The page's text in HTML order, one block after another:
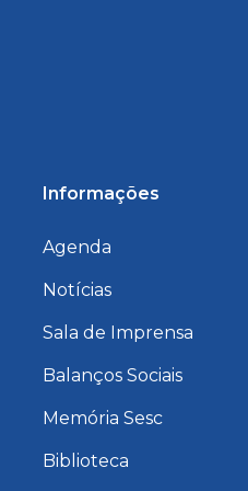
Informações
Agenda
Notícias
Sala de Imprensa
Balanços Sociais
Memória Sesc
Biblioteca